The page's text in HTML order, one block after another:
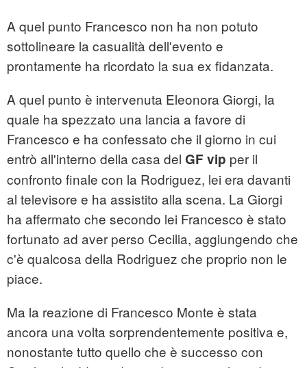
A quel punto Francesco non ha non potuto
sottolineare la casualità dell'evento e
prontamente ha ricordato la sua ex fidanzata.
A quel punto è intervenuta Eleonora Giorgi, la
quale ha spezzato una lancia a favore di
Francesco e ha confessato che il giorno in cui
entrò all'interno della casa del GF vip per il
confronto finale con la Rodriguez, lei era davanti
al televisore e ha assistito alla scena. La Giorgi
ha affermato che secondo lei Francesco è stato
fortunato ad aver perso Cecilia, aggiungendo che
c'è qualcosa della Rodriguez che proprio non le
piace.
Ma la reazione di Francesco Monte è stata
ancora una volta sorprendentemente positiva e,
nonostante tutto quello che è successo con